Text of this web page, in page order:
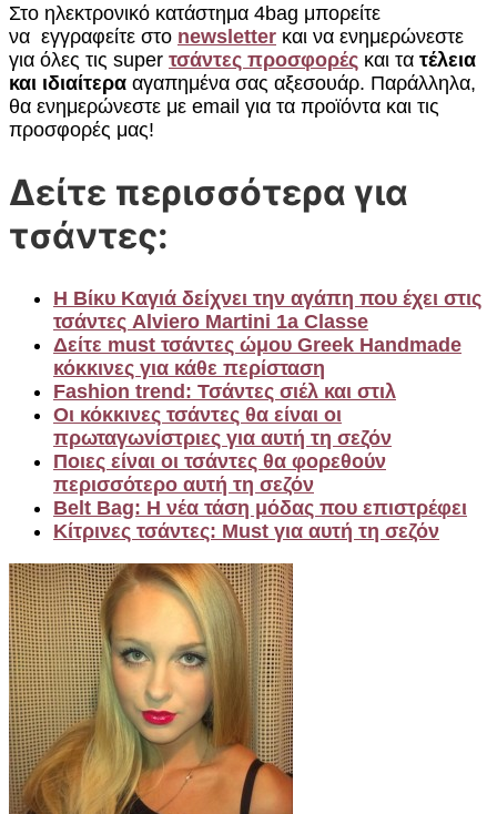
Στο ηλεκτρονικό κατάστημα 4bag μπορείτε
να εγγραφείτε στο newsletter και να ενημερώνεστε
για όλες τις super τσάντες προσφορές και τα τέλεια
και ιδιαίτερα αγαπημένα σας αξεσουάρ. Παράλληλα,
θα ενημερώνεστε με email για τα προϊόντα και τις
προσφορές μας!
Δείτε περισσότερα για
τσάντες:
Η Βίκυ Καγιά δείχνει την αγάπη που έχει στις
τσάντες Alviero Martini 1a Classe
Δείτε must τσάντες ώμου Greek Handmade
κόκκινες για κάθε περίσταση
Fashion trend: Τσάντες σιέλ και στιλ
Οι κόκκινες τσάντες θα είναι οι
πρωταγωνίστριες για αυτή τη σεζόν
Ποιες είναι οι τσάντες θα φορεθούν
περισσότερο αυτή τη σεζόν
Belt Bag: Η νέα τάση μόδας που επιστρέφει
Κίτρινες τσάντες: Must για αυτή τη σεζόν